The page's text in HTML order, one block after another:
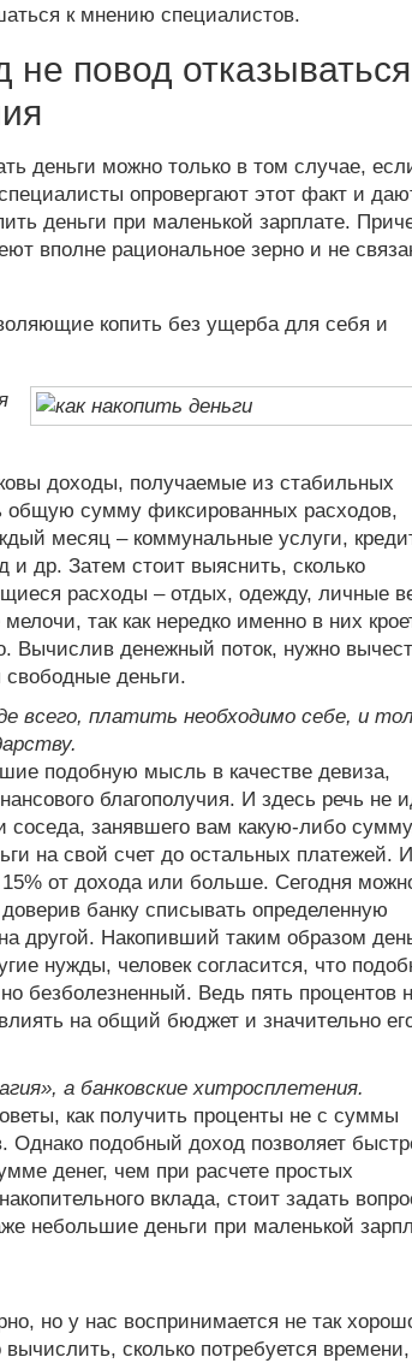
к мнению специалистов.
повод отказываться
деньги можно только в том случае,
опровергают этот факт и
деньги при маленькой зарплате.
вполне рациональное зерно и не
копить без ущерба для себя и
доходы, получаемые из стабильных
общую сумму фиксированных расходов,
месяц – коммунальные услуги,
и др. Затем стоит выяснить, сколько
расходы – отдых, одежду, личные
так как нередко именно в них
Вычислив денежный поток, нужно
свободные деньги.
всего, платить необходимо себе, и
подобную мысль в качестве девиза,
благополучия. И здесь речь не
соседа, занявшего вам какую-либо
на свой счет до остальных платежей. И
от дохода или больше. Сегодня
банку списывать определенную
другой. Накопивший таким образом
нужды, человек согласится, что
безболезненный. Ведь пять процентов
на общий бюджет и значительно
а банковские хитросплетения.
как получить проценты не с суммы
Однако подобный доход позволяет
денег, чем при расчете простых
вклада, стоит задать
небольшие деньги при маленькой
но у нас воспринимается не так
сколько потребуется времени,